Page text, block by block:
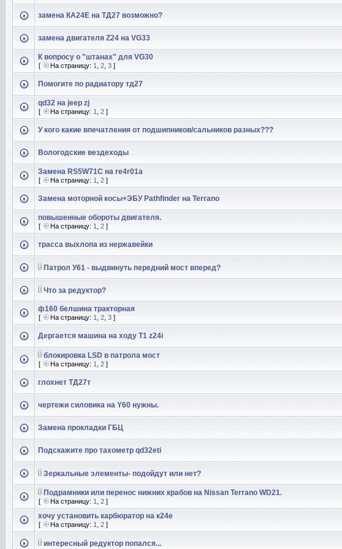
замена КА24Е на ТД27 возможно?
замена двигателя Z24 на VG33
К вопросу о "штанах" для VG30
[ На страницу: 1 2 3 ]
Помогите по радиатору тд27
qd32 на jeep zj
[ На страницу: 1 2 ]
У кого какие впечатления от подшипников/сальников разных???
Вологодские вездеходы
Замена RS5W71C на re4r01a
[ На страницу: 1 2 ]
Замена моторной косы+ЭБУ Pathfinder на Terrano
повышенные обороты двигателя.
[ На страницу: 1 2 ]
трасса выхлопа из нержавейки
Патрол У61 - выдвинуть передний мост вперед?
Что за редуктор?
ф160 белшина тракторная
[ На страницу: 1 2 3 ]
Дергается машина на ходу Т1 z24i
блокировка LSD в патрола мост
[ На страницу: 1 2 ]
глохнет ТД27т
чертежи силовика на Y60 нужны.
Замена прокладки ГБЦ
Подскажите про тахометр qd32eti
Зеркальные элементы- подойдут или нет?
Подрамники или перенос нижних крабов на Nissan Terrano WD21.
[ На страницу: 1 2 ]
хочу установить карбюратор на к24е
[ На страницу: 1 2 ]
интересный редуктор попался...